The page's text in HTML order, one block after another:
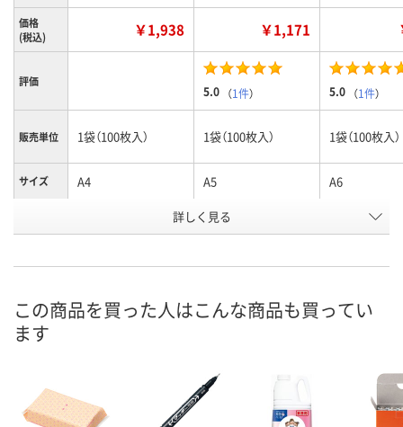
価格
(税込)
￥1,938 ￥1,171
評価
5.0 （1件） 5.0 （1件）
販売単位 1袋（100枚入） 1袋（100枚入） 1袋（100枚入）
サイズ A4 A5 A6
3574373 3574355
お届け日
ついてご連絡いたし
8月11日（火） 8月11日（火）
カゴへ
数量
カゴへ カ
詳しく見る
この商品を買った人はこんな商品も買ってい
ます